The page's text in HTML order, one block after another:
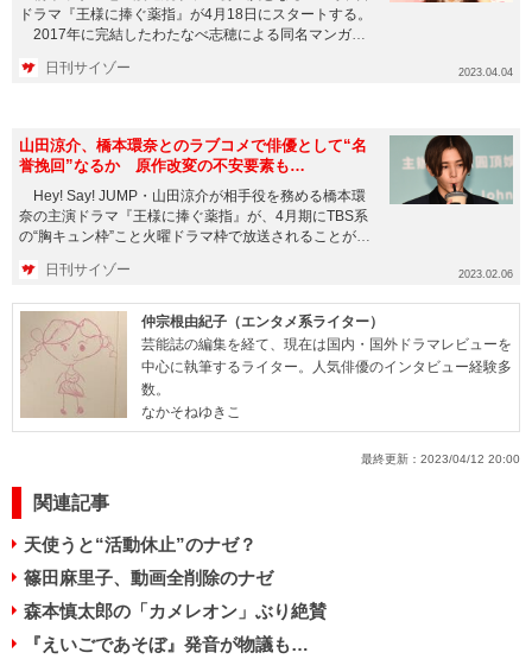
ドラマ『王様に捧ぐ薬指』が4月18日にスタートする。
2017年に完結したわたなべ志穂による同名マンガの
日刊サイゾー 2023.04.04
山田涼介、橋本環奈とのラブコメで俳優として“名
誉挽回”なるか 原作改変の不安要素も…
Hey! Say! JUMP・山田涼介が相手役を務める橋本環
奈の主演ドラマ『王様に捧ぐ薬指』が、4月期にTBS系
の“胸キュン枠”こと火曜ドラマ枠で放送されることが5
日刊サイゾー 2023.02.06
仲宗根由紀子（エンタメ系ライター）
芸能誌の編集を経て、現在は国内・国外ドラマレビューを
中心に執筆するライター。人気俳優のインタビュー経験多
数。
なかそねゆきこ
最終更新： 2023/04/12 20:00
関連記事
天使うと“活動休止”のナゼ？
篠田麻里子、動画全削除のナゼ
森本慎太郎の「カメレオン」ぶり絶賛
『えいごであそぼ』発音が物議も…